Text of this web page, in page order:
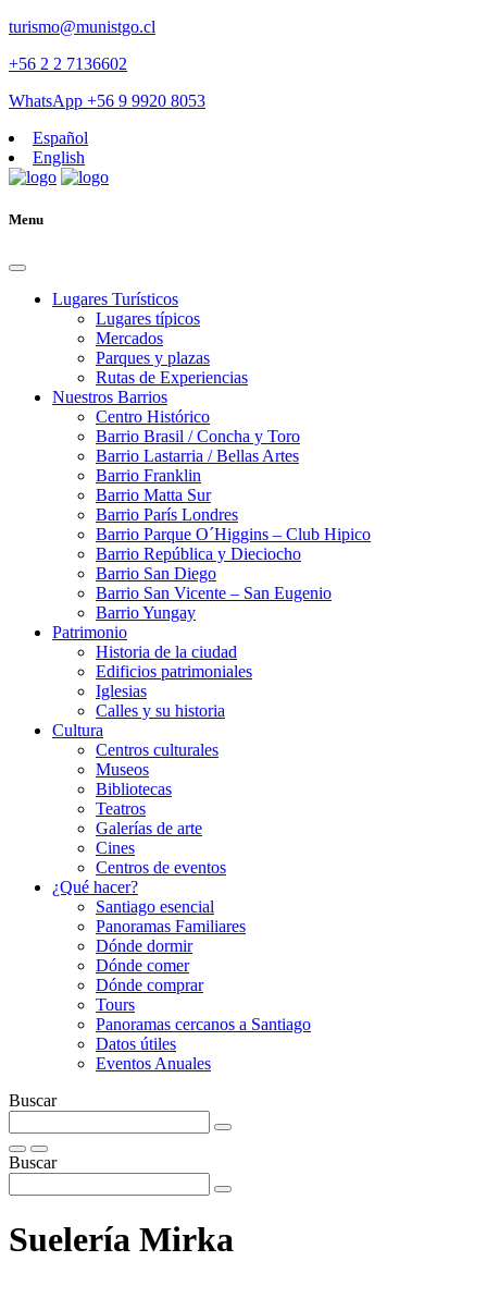
turismo@munistgo.cl
+56 2 2 7136602
WhatsApp +56 9 9920 8053
Español
English
Menu
Lugares Turísticos
Lugares tí­picos
Mercados
Parques y plazas
Rutas de Experiencias
Nuestros Barrios
Centro Histórico
Barrio Brasil / Concha y Toro
Barrio Lastarria / Bellas Artes
Barrio Franklin
Barrio Matta Sur
Barrio Parí­s Londres
Barrio Parque O´Higgins – Club Hipico
Barrio República y Dieciocho
Barrio San Diego
Barrio San Vicente – San Eugenio
Barrio Yungay
Patrimonio
Historia de la ciudad
Edificios patrimoniales
Iglesias
Calles y su historia
Cultura
Centros culturales
Museos
Bibliotecas
Teatros
Galerí­as de arte
Cines
Centros de eventos
¿Qué hacer?
Santiago esencial
Panoramas Familiares
Dónde dormir
Dónde comer
Dónde comprar
Tours
Panoramas cercanos a Santiago
Datos útiles
Eventos Anuales
Buscar
Buscar
Suelería Mirka